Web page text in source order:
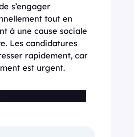
s’engager
tout en
à une cause sociale
Les candidatures
rapidement, car
est urgent.